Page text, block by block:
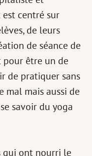
est centré sur
de leurs
de séance de
pour être un de
de pratiquer sans
mal mais aussi de
savoir du yoga
qui ont nourri le